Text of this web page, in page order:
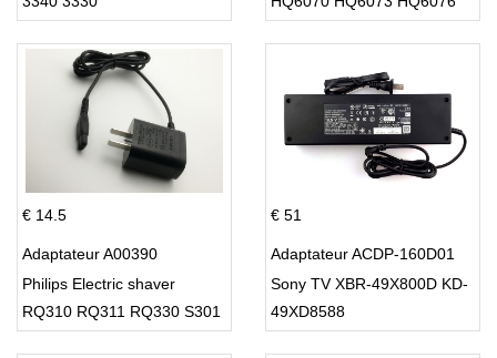
€ 14.5
Adaptateur A00390
Philips Electric shaver
RQ310 RQ311 RQ330 S301
€ 51
Adaptateur ACDP-160D01
Sony TV XBR-49X800D KD-
49XD8588